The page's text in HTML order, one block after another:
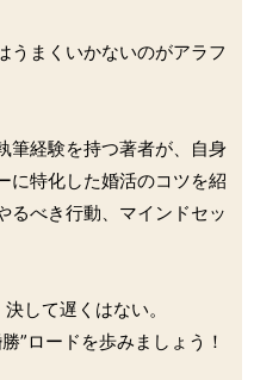
うまくいかないのがアラフ
筆経験を持つ著者が、自身
に特化した婚活のコツを紹
るべき行動、マインドセッ
して遅くはない。
”ロードを歩みましょう！